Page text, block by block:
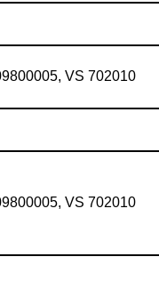
VS 702010
VS 702010